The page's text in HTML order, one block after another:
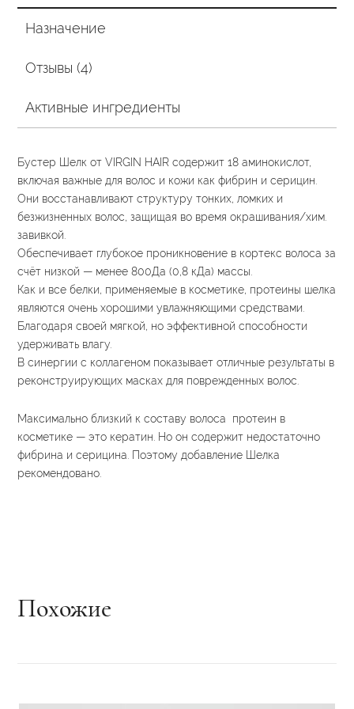
Назначение
Отзывы (4)
Активные ингредиенты
Бустер Шелк от VIRGIN HAIR содержит 18 аминокислот,
включая важные для волос и кожи как фибрин и серицин.
Они восстанавливают структуру тонких, ломких и
безжизненных волос, защищая во время окрашивания/хим.
завивкой.
Обеспечивает глубокое проникновение в кортекс волоса за
счёт низкой — менее 800Да (0,8 кДа) массы.
Как и все белки, применяемые в косметике, протеины шелка
являются очень хорошими увлажняющими средствами.
Благодаря своей мягкой, но эффективной способности
удерживать влагу.
В синергии с коллагеном показывает отличные результаты в
реконструирующих масках для поврежденных волос.
Максимально близкий к составу волоса протеин в
косметике — это кератин. Но он содержит недостаточно
фибрина и серицина. Поэтому добавление Шелка
рекомендовано.
Похожие